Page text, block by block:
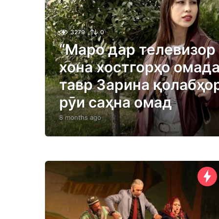
3279 0
“Маро дар
хона хостгорҳо
тавр Зарина
рӯи саҳна омад
8 months ago8
m
o
a
o